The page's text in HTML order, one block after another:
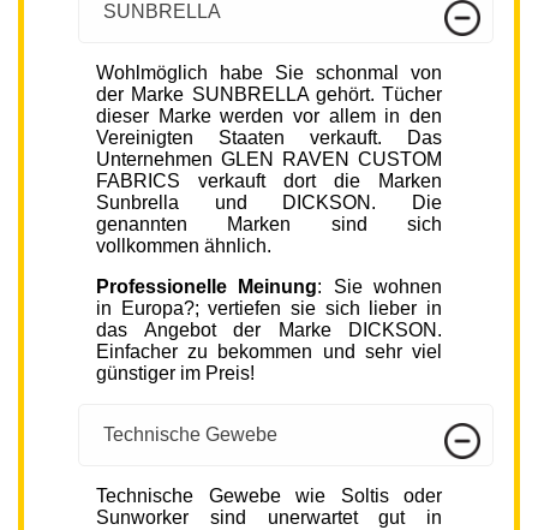
SUNBRELLA
Wohlmöglich habe Sie schonmal von
der Marke SUNBRELLA gehört. Tücher
dieser Marke werden vor allem in den
Vereinigten Staaten verkauft. Das
Unternehmen GLEN RAVEN CUSTOM
FABRICS verkauft dort die Marken
Sunbrella und DICKSON. Die
genannten Marken sind sich
vollkommen ähnlich.
Professionelle Meinung: Sie wohnen
in Europa?; vertiefen sie sich lieber in
das Angebot der Marke DICKSON.
Einfacher zu bekommen und sehr viel
günstiger im Preis!
Technische Gewebe
Technische Gewebe wie Soltis oder
Sunworker sind unerwartet gut in